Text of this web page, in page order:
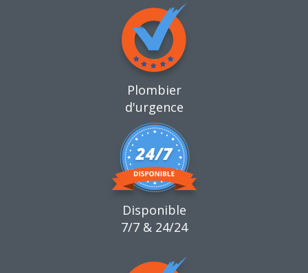
Plombier
d'urgence
Disponible
7/7 & 24/24